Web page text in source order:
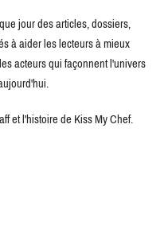
jour des articles, dossiers,
à aider les lecteurs à mieux
acteurs qui façonnent l'univers
et l'histoire de Kiss My Chef.